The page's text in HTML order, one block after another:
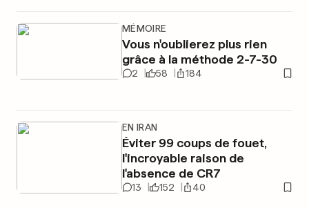
MÉMOIRE
Vous n'oublierez plus rien
grâce à la méthode 2-7-30
2 58 184
EN IRAN
Éviter 99 coups de fouet,
l'incroyable raison de
l'absence de CR7
13 152 40